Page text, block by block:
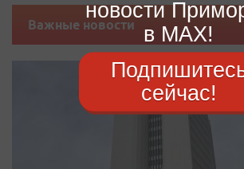
Важные новости
новости
в MAX!
сейчас!